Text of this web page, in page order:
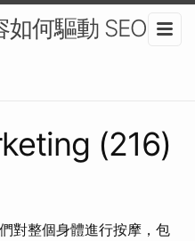
何驅動 SEO 成
(216)
對整個身體進行按摩，包